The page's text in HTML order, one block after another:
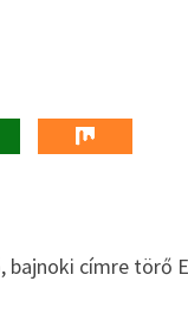
címre törő